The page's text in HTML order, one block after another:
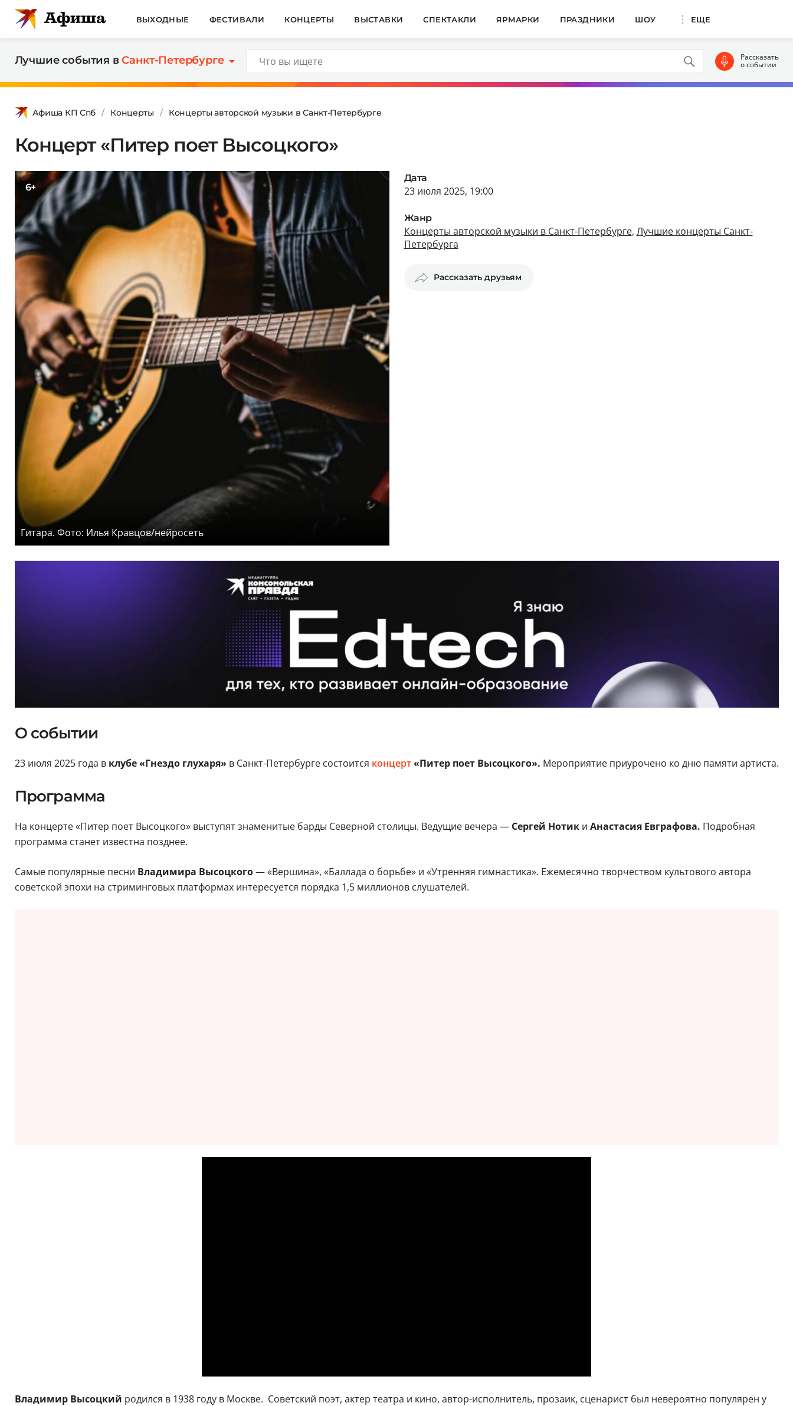
ВЫХОДНЫЕ ФЕСТИВАЛИ КОНЦЕРТЫ ВЫСТАВКИ СПЕКТАКЛИ ЯРМАРКИ ПРАЗДНИКИ ШОУ ЕЩЕ
Лучшие события вСанкт-Петербурге Рассказать
о событии
Афиша КП Спб Концерты Концерты авторской музыки в Санкт-Петербурге
Концерт «Питер поет Высоцкого»
6+
Гитара. Фото: Илья Кравцов/нейросеть
Дата
23 июля 2025, 19:00
Жанр
Концерты авторской музыки в Санкт-Петербурге, Лучшие концерты Санкт-
Петербурга
Рассказать друзьям
О событии
23 июля 2025 года вклубе «Гнездо глухаря» в Санкт-Петербурге состоится концерт«Питер поет Высоцкого». Мероприятие приурочено ко дню памяти артиста.
Программа
На концерте «Питер поет Высоцкого» выступят знаменитые барды Северной столицы. Ведущие вечера — Сергей Нотик и Анастасия Евграфова. Подробная
программа станет известна позднее.
Самые популярные песни Владимира Высоцкого— «Вершина», «Баллада о борьбе» и «Утренняя гимнастика». Ежемесячно творчеством культового автора
советской эпохи на стриминговых платформах интересуется порядка 1,5 миллионов слушателей.
Владимир Высоцкий родился в 1938 году в Москве. Советский поэт, актер театра и кино, автор-исполнитель, прозаик, сценарист был невероятно популярен у